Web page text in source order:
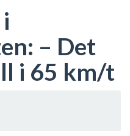
– Det
i 65 km/t